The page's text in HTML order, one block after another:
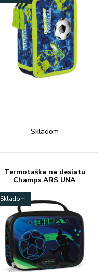
Skladom
Termotaška na desiatu
Champs ARS UNA
Skladom